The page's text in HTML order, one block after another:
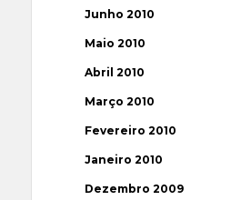
Junho 2010
Maio 2010
Abril 2010
Março 2010
Fevereiro 2010
Janeiro 2010
Dezembro 2009